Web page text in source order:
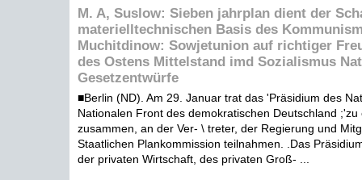
M. A, Suslow: Sieben jahrplan dient der
materielltechnischen Basis des
Muchitdinow: Sowjetunion auf richtiger
des Ostens Mittelstand imd Sozialismus
Gesetzentwürfe
■Berlin (ND). Am 29. Januar trat das 'Präsidium des
Nationalen Front des demokratischen Deutschland ;'zu
zusammen, an der Ver- \ treter, der Regierung und
Staatlichen Plankommission teilnahmen. .Das
der privaten Wirtschaft, des privaten Groß- ...